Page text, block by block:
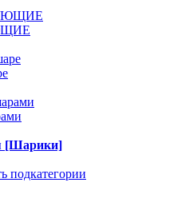
[Шарики]
подкатегории